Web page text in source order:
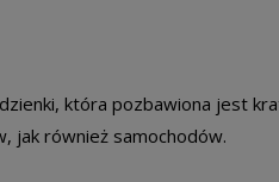
która pozbawiona jest
jak również samochodów.